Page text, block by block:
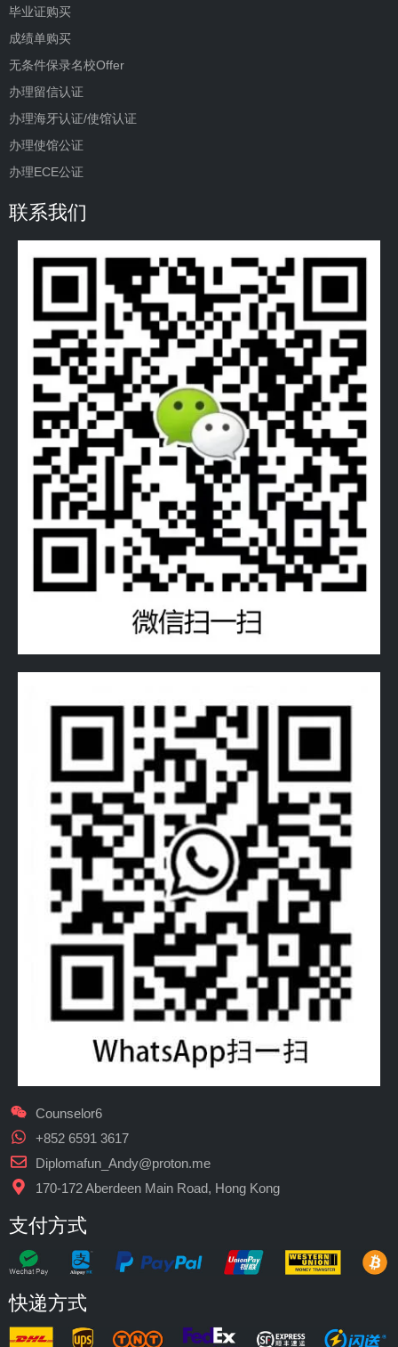
毕业证购买
成绩单购买
无条件保录名校Offer
办理留信认证
办理海牙认证/使馆认证
办理使馆公证
办理ECE公证
联系我们
Counselor6
+852 6591 3617
Diplomafun_Andy@proton.me
170-172 Aberdeen Main Road, Hong Kong
支付方式
快递方式